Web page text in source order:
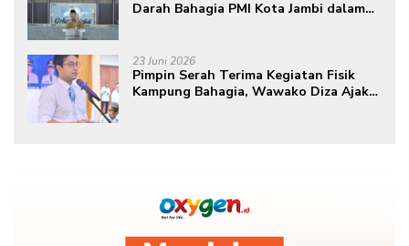
Darah Bahagia PMI Kota Jambi dalam
23 Juni 2026
Pimpin Serah Terima Kegiatan Fisik
Kampung Bahagia, Wawako Diza Ajak